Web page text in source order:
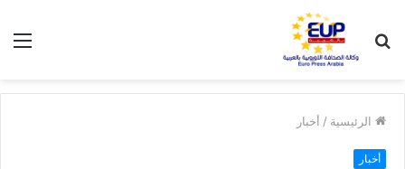
عن
الرئيسية / أخبار
أخبار